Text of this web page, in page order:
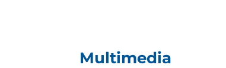
Multimedia